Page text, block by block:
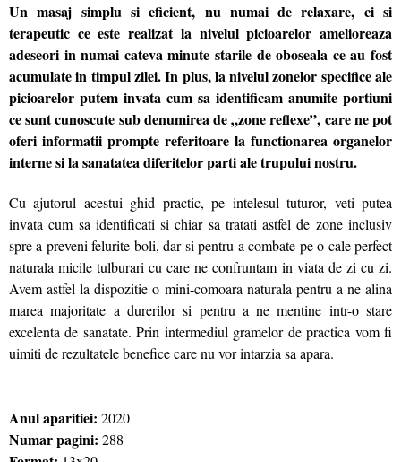
Un masaj simplu si eficient, nu numai de relaxare, ci si
terapeutic ce este realizat la nivelul picioarelor amelioreaza
adeseori in numai cateva minute starile de oboseala ce au fost
acumulate in timpul zilei. In plus, la nivelul zonelor specifice ale
picioarelor putem invata cum sa identificam anumite portiuni
ce sunt cunoscute sub denumirea de „zone reflexe”, care ne pot
oferi informatii prompte referitoare la functionarea organelor
interne si la sanatatea diferitelor parti ale trupului nostru.
Cu ajutorul acestui ghid practic, pe intelesul tuturor, veti putea
invata cum sa identificati si chiar sa tratati astfel de zone inclusiv
spre a preveni felurite boli, dar si pentru a combate pe o cale perfect
naturala micile tulburari cu care ne confruntam in viata de zi cu zi.
Avem astfel la dispozitie o mini-comoara naturala pentru a ne alina
marea majoritate a durerilor si pentru a ne mentine intr-o stare
excelenta de sanatate. Prin intermediul gramelor de practica vom fi
uimiti de rezultatele benefice care nu vor intarzia sa apara.
Anul aparitiei: 2020
Numar pagini: 288